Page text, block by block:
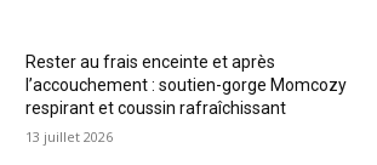
Rester au frais enceinte et après
l’accouchement : soutien-gorge Momcozy
respirant et coussin rafraîchissant
13 juillet 2026